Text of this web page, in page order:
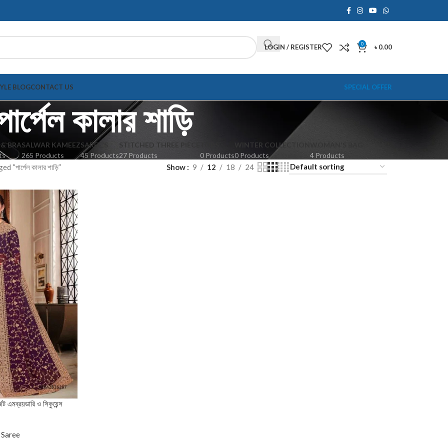
LOGIN / REGISTER 0 ৳0.00
BLOGCONTACT US SPECIAL OFFER
কালার শাড়ি
BRASALWAR KAMEEZ
265 Products
SAREE'S
45 Products
STITCHED THREE PIECE
27 Products
0 Products
WINTER COLLECTION
0 Products
4 Products
কালার শাড়ি” Show 9 12 18 24
এমব্রয়ডারি ও সিকুয়েন্স